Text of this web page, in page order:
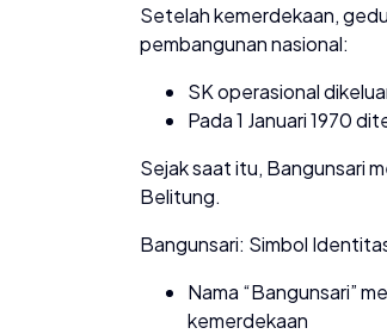
Setelah kemerdekaan,
pembangunan nasional:
SK operasional
Pada 1 Januari 1970
Sejak saat itu, Bangunsari
Belitung.
Bangunsari: Simbol
Nama “Bangunsari”
kemerdekaan